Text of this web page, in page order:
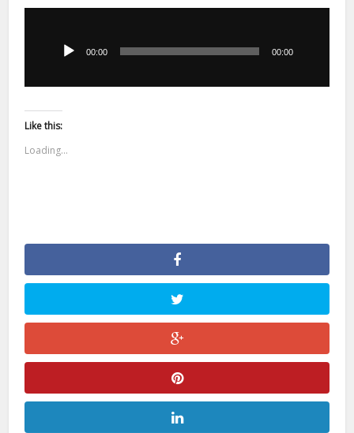
dźwiękowych00:00 00:00
Like this:
Loading...